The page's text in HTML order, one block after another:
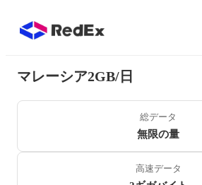
マレーシア2GB/日
総データ
無限の量
高速データ